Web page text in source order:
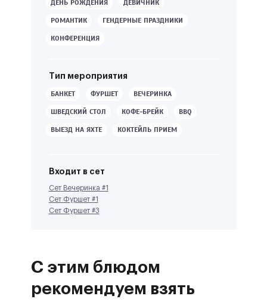
ДЕНЬ РОЖДЕНИЯ ДЕВИЧНИК
РОМАНТИК ГЕНДЕРНЫЕ ПРАЗДНИКИ
КОНФЕРЕНЦИЯ
Тип мероприятия
БАНКЕТ ФУРШЕТ ВЕЧЕРИНКА
ШВЕДСКИЙ СТОЛ КОФЕ-БРЕЙК BBQ
ВЫЕЗД НА ЯХТЕ КОКТЕЙЛЬ ПРИЕМ
Входит в сет
Сет Вечеринка #1
Сет Фуршет #1
Cет Фуршет #3
С этим блюдом
рекомендуем взять